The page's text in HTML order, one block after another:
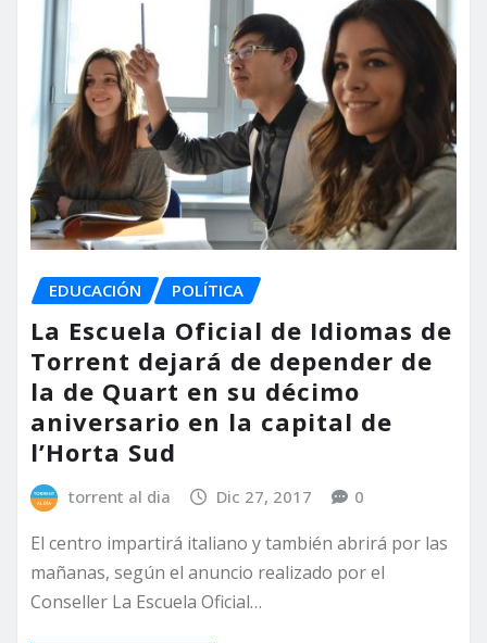
EDUCACIÓN POLÍTICA
La Escuela Oficial de Idiomas de
Torrent dejará de depender de
la de Quart en su décimo
aniversario en la capital de
l’Horta Sud
torrent al dia Dic 27, 2017 0
El centro impartirá italiano y también abrirá por las
mañanas, según el anuncio realizado por el
Conseller La Escuela Oficial…